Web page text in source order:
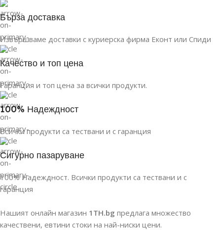
Бърза доставка
Извършваме доставки с куриерска фирма Еконт или Спиди
Качество и топ цена
Гаранция и топ цена за всички продукти.
100% Надеждност
Всички продукти са тествани и с гаранция
Сигурно пазаруване
100% Надеждност. Всички продукти са тествани и с
гаранция
Нашият онлайн магазин 1TH.bg предлага множество
качествени, евтини стоки на най-ниски цени.